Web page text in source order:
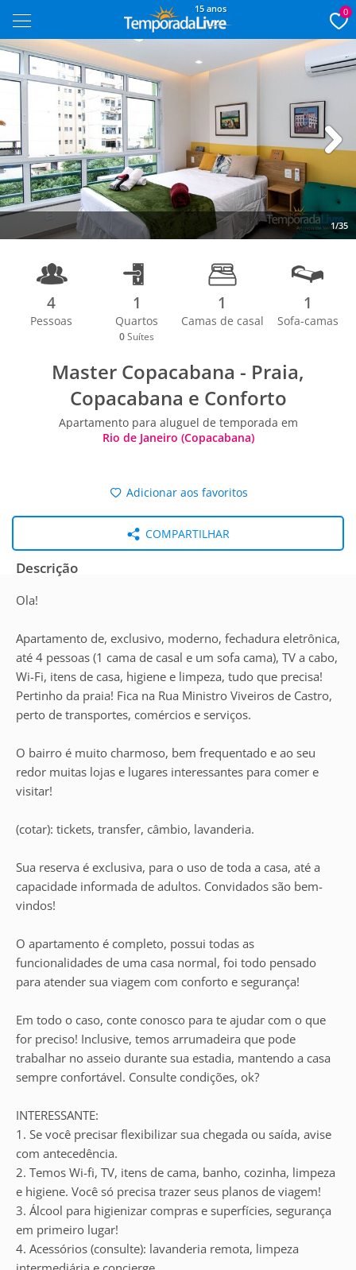
15 anos 0
1/35
4
Pessoas
1
Quartos
0 Suítes
1
Camas de casal
1
Sofa-camas
Master Copacabana - Praia,
Copacabana e Conforto
Apartamento para aluguel de temporada em
Rio de Janeiro (Copacabana)
Adicionar aos favoritos
COMPARTILHAR
Descrição
Ola!
Apartamento de, exclusivo, moderno, fechadura eletrônica,
até 4 pessoas (1 cama de casal e um sofa cama), TV a cabo,
Wi-Fi, itens de casa, higiene e limpeza, tudo que precisa!
Pertinho da praia! Fica na Rua Ministro Viveiros de Castro,
perto de transportes, comércios e serviços.
O bairro é muito charmoso, bem frequentado e ao seu
redor muitas lojas e lugares interessantes para comer e
visitar!
(cotar): tickets, transfer, câmbio, lavanderia.
Sua reserva é exclusiva, para o uso de toda a casa, até a
capacidade informada de adultos. Convidados são bem-
vindos!
O apartamento é completo, possui todas as
funcionalidades de uma casa normal, foi todo pensado
para atender sua viagem com conforto e segurança!
Em todo o caso, conte conosco para te ajudar com o que
for preciso! Inclusive, temos arrumadeira que pode
trabalhar no asseio durante sua estadia, mantendo a casa
sempre confortável. Consulte condições, ok?
INTERESSANTE:
1. Se você precisar flexibilizar sua chegada ou saída, avise
com antecedência.
2. Temos Wi-fi, TV, itens de cama, banho, cozinha, limpeza
e higiene. Você só precisa trazer seus planos de viagem!
3. Álcool para higienizar compras e superfícies, segurança
em primeiro lugar!
4. Acessórios (consulte): lavanderia remota, limpeza